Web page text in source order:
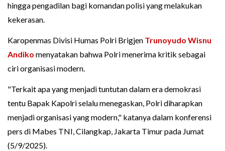
hingga pengadilan bagi komandan polisi yang melakukan
kekerasan.
Karopenmas Divisi Humas Polri Brigjen Trunoyudo Wisnu
Andiko menyatakan bahwa Polri menerima kritik sebagai
ciri organisasi modern.
"Terkait apa yang menjadi tuntutan dalam era demokrasi
tentu Bapak Kapolri selalu menegaskan, Polri diharapkan
menjadi organisasi yang modern," katanya dalam konferensi
pers di Mabes TNI, Cilangkap, Jakarta Timur pada Jumat
(5/9/2025).